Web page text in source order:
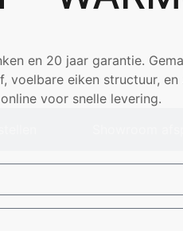
en 20 jaar garantie.
voelbare eiken structuur,
voor snelle levering.